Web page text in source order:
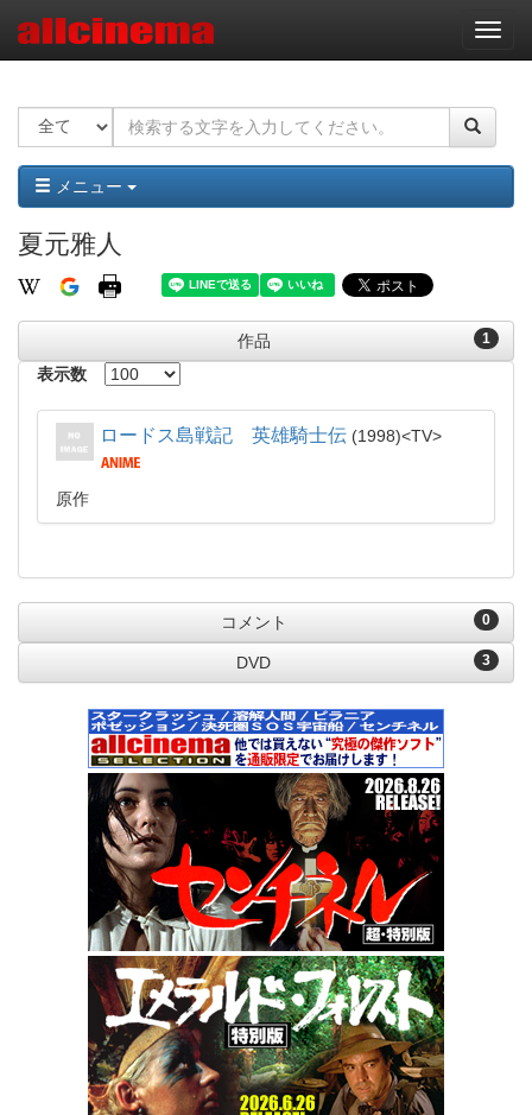
ナ
ビ
ー
ョ
ン
メニュー
夏元雅人
1
作品
表示数
ロードス島戦記 英雄騎士伝 1998 TV
原作
0
コメント
3
DVD